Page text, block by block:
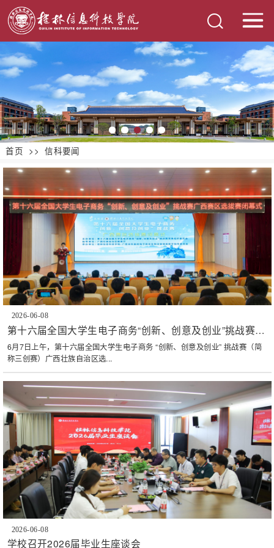
首页 >> 信科要闻
2026-06-08
第十六届全国大学生电子商务“创新、创意及创业”挑战赛广
西赛区选拔赛闭幕式在桂林信息科技学院顺利举行
6月7日上午，第十六届全国大学生电子商务 “创新、创意及创业” 挑战赛（简
称三创赛）广西壮族自治区选...
2026-06-08
学校召开2026届毕业生座谈会